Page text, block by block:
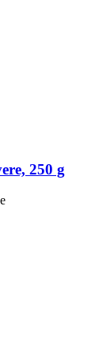
250 g